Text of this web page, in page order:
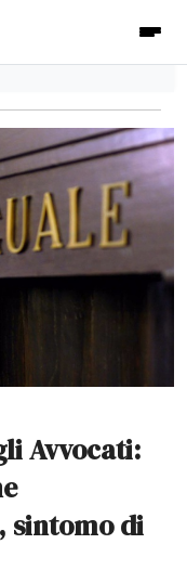
Avvocati:
sintomo di